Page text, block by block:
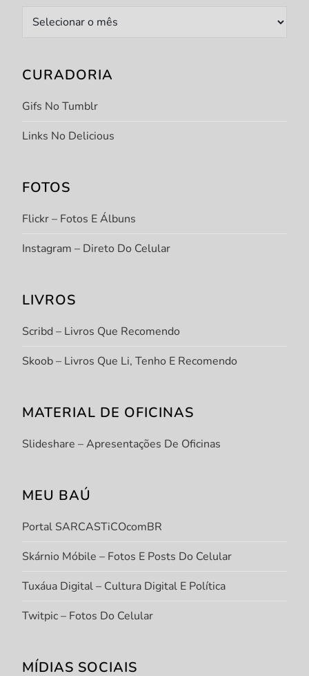
Arquivo
CURADORIA
Gifs No Tumblr
Links No Delicious
FOTOS
Flickr – Fotos E Álbuns
Instagram – Direto Do Celular
LIVROS
Scribd – Livros Que Recomendo
Skoob – Livros Que Li, Tenho E Recomendo
MATERIAL DE OFICINAS
Slideshare – Apresentações De Oficinas
MEU BAÚ
Portal SARCASTiCOcomBR
Skárnio Móbile – Fotos E Posts Do Celular
Tuxáua Digital – Cultura Digital E Política
Twitpic – Fotos Do Celular
MÍDIAS SOCIAIS